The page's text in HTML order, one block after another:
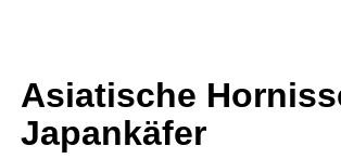
Asiatische
Japankäfer